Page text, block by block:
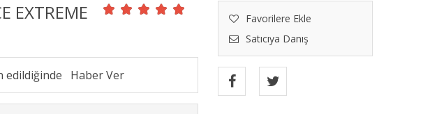
EXTREME
Favorilere Ekle
Satıcıya Danış
edildiğinde